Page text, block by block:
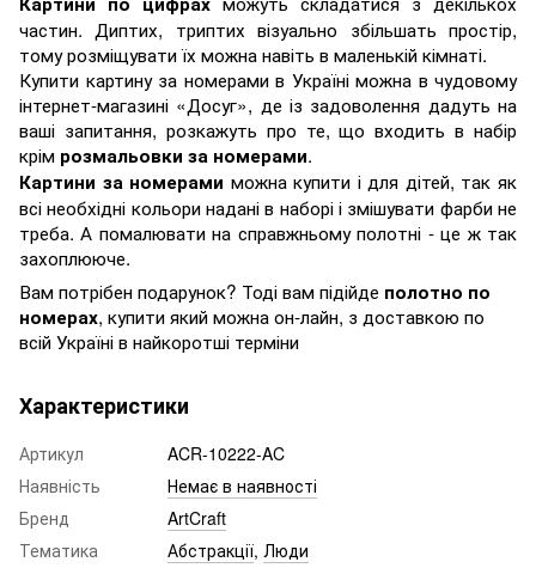
частин. Диптих, триптих візуально збільшать простір,
тому розміщувати їх можна навіть в маленькій кімнаті.
Купити картину за номерами в Україні можна в чудовому
інтернет-магазині «Досуг», де із задоволення дадуть на
ваші запитання, розкажуть про те, що входить в набір
крім розмальовки за номерами.
Картини за номерами можна купити і для дітей, так як
всі необхідні кольори надані в наборі і змішувати фарби не
треба. А помалювати на справжньому полотні - це ж так
захоплююче.
Вам потрібен подарунок? Тоді вам підійде полотно по
номерах, купити який можна он-лайн, з доставкою по
всій Україні в найкоротші терміни
Характеристики
Артикул
ACR-10222-AC
Наявність
Немає в наявності
Бренд
ArtCraft
Тематика
Абстракції, Люди